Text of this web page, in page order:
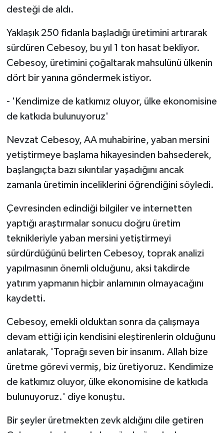
desteği de aldı.
Yaklaşık 250 fidanla başladığı üretimini artırarak
sürdüren Cebesoy, bu yıl 1 ton hasat bekliyor.
Cebesoy, üretimini çoğaltarak mahsulünü ülkenin
dört bir yanına göndermek istiyor.
- 'Kendimize de katkımız oluyor, ülke ekonomisine
de katkıda bulunuyoruz'
Nevzat Cebesoy, AA muhabirine, yaban mersini
yetiştirmeye başlama hikayesinden bahsederek,
başlangıçta bazı sıkıntılar yaşadığını ancak
zamanla üretimin inceliklerini öğrendiğini söyledi.
Çevresinden edindiği bilgiler ve internetten
yaptığı araştırmalar sonucu doğru üretim
teknikleriyle yaban mersini yetiştirmeyi
sürdürdüğünü belirten Cebesoy, toprak analizi
yapılmasının önemli olduğunu, aksi takdirde
yatırım yapmanın hiçbir anlamının olmayacağını
kaydetti.
Cebesoy, emekli olduktan sonra da çalışmaya
devam ettiği için kendisini eleştirenlerin olduğunu
anlatarak, 'Toprağı seven bir insanım. Allah bize
üretme görevi vermiş, biz üretiyoruz. Kendimize
de katkımız oluyor, ülke ekonomisine de katkıda
bulunuyoruz.' diye konuştu.
Bir şeyler üretmekten zevk aldığını dile getiren